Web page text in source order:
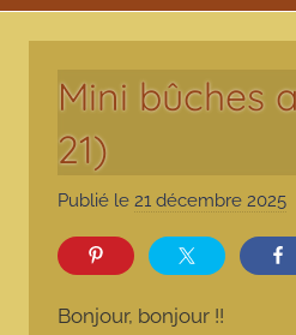
Mini bûches
21)
Publié le 21 décembre 2025
Bonjour, bonjour !!